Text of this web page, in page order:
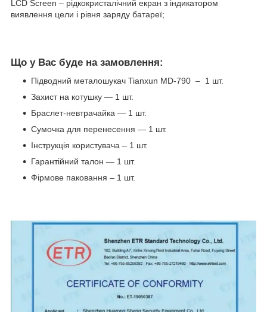
LCD Screen – рідкокристалічний екран з індикатором
виявлення цели і рівня заряду батареї;
Що у Вас буде на замовлення:
Підводний металошукач Tianxun MD-790 – 1 шт.
Захист на котушку — 1 шт.
Браслет-невтрачайка — 1 шт.
Сумочка для перенесення — 1 шт.
Інструкція користувача – 1 шт.
Гарантійний талон — 1 шт.
Фірмове паковання – 1 шт.